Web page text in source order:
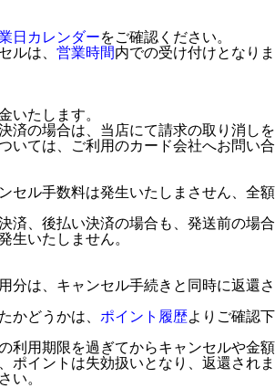
日カレンダーをご確認ください。
ルは、 営業時間内での受け付けとなりま
いたします。
済の場合は、当店にて請求の取り消しを
いては、ご利用のカード会社へお問い合
セル手数料は発生いたしまさせん、全額
済、後払い決済の場合も、発送前の場合
生いたしません。
分は、キャンセル手続きと同時に返還さ
かどうかは、 ポイント履歴よりご確認下
利用期限を過ぎてからキャンセルや金額
ポイントは失効扱いとなり、返還されま
い。